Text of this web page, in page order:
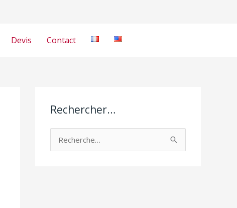
Devis Contact
Rechercher…